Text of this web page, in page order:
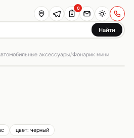
Найти
0
аксессуары/Фонарик мини
цвет: черный